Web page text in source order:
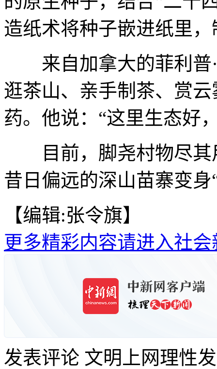
造纸术将种子嵌进纸里
来自加拿大的菲利普·
逛茶山、亲手制茶、赏
药。他说：“这里生态好
目前，脚尧村物尽其
昔日偏远的深山苗寨变身
【编辑:张令旗】
更多精彩内容请进入社会
发表评论 文明上网理性